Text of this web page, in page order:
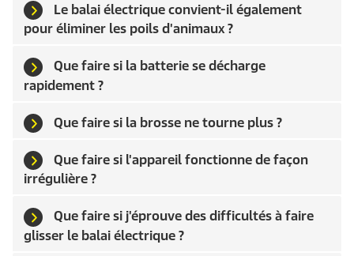
Le balai électrique convient-il également
pour éliminer les poils d'animaux ?
Que faire si la batterie se décharge
rapidement ?
Que faire si la brosse ne tourne plus ?
Que faire si l'appareil fonctionne de façon
irrégulière ?
Que faire si j'éprouve des difficultés à faire
glisser le balai électrique ?